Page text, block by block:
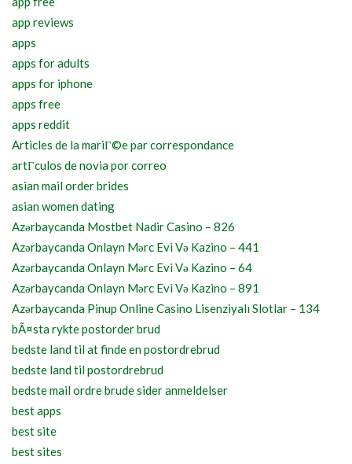
app reviews
apps
apps for adults
apps for iphone
apps free
apps reddit
Articles de la mariГ©e par correspondance
artГ­culos de novia por correo
asian mail order brides
asian women dating
Azərbaycanda Mostbet Nadir Casino – 826
Azərbaycanda Onlayn Mərc Evi Və Kazino – 441
Azərbaycanda Onlayn Mərc Evi Və Kazino – 64
Azərbaycanda Onlayn Mərc Evi Və Kazino – 891
Azərbaycanda Pinup Online Casino Lisenziyalı Slotlar – 134
bÃ¤sta rykte postorder brud
bedste land til at finde en postordrebrud
bedste land til postordrebrud
bedste mail ordre brude sider anmeldelser
best apps
best site
best sites